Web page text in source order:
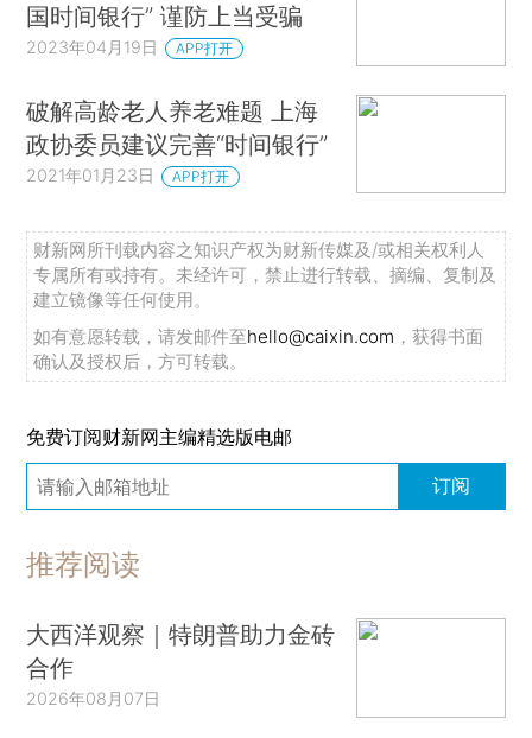
国时间银行” 谨防上当受骗
2023年04月19日 APP打开
破解高龄老人养老难题 上海
政协委员建议完善“时间银行”
2021年01月23日 APP打开
财新网所刊载内容之知识产权为财新传媒及/或相关权利人
专属所有或持有。未经许可，禁止进行转载、摘编、复制及
建立镜像等任何使用。
如有意愿转载，请发邮件至hello@caixin.com ，获得书面
确认及授权后，方可转载。
免费订阅财新网主编精选版电邮
订阅
推荐阅读
大西洋观察｜特朗普助力金砖
合作
2026年08月07日